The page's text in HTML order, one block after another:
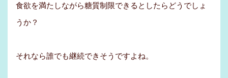
食欲を満たしながら糖質制限できるとしたらどうでしょ
うか？
それなら誰でも継続できそうですよね。